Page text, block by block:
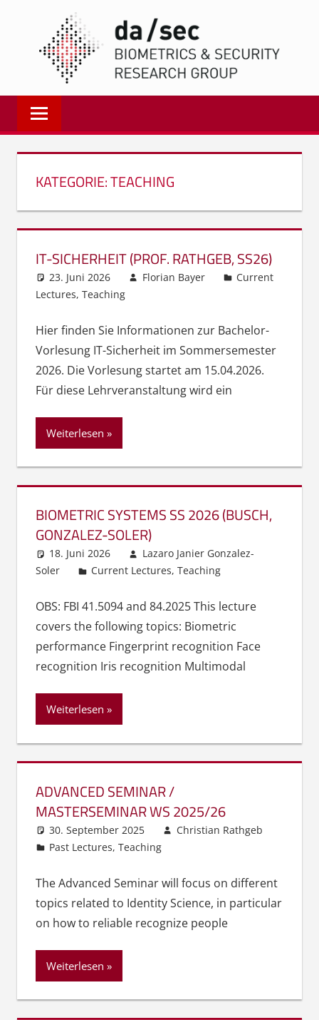
springen
Biometrics
and
Internet
Security
GroupKATEGORIE:TEACHING
IT-SICHERHEIT (PROF. RATHGEB, SS26)
23. Juni 2026 Florian Bayer
Current
Lectures, Teaching
Hier finden Sie Informationen zur Bachelor-
Vorlesung IT-Sicherheit im Sommersemester
2026. Die Vorlesung startet am 15.04.2026.
Für diese Lehrveranstaltung wird ein
Weiterlesen
BIOMETRIC SYSTEMS SS 2026 (BUSCH,
GONZALEZ-SOLER)
18. Juni 2026
Lazaro Janier Gonzalez-
Soler
Current Lectures,Teaching
OBS: FBI 41.5094 and 84.2025 This lecture
covers the following topics: Biometric
performance Fingerprint recognition Face
recognition Iris recognition Multimodal
Weiterlesen
ADVANCED SEMINAR /
MASTERSEMINAR WS 2025/26
30. September 2025
Christian Rathgeb
Past Lectures,Teaching
The Advanced Seminar will focus on different
topics related to Identity Science, in particular
on how to reliable recognize people
Weiterlesen